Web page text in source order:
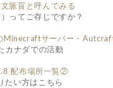
脈盲と呼んでみる
ってご存じですか？
Minecraftサーバー・
カナダでの活動
配布場所一覧②
たい方はこちら